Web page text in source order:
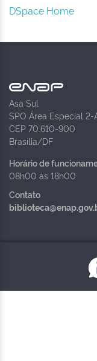
DSpace Home
Asa Sul
SPO Área Especial 2-
CEP 70.610-900
Brasília/DF
Horário de
08h00 às 18h00
Contato